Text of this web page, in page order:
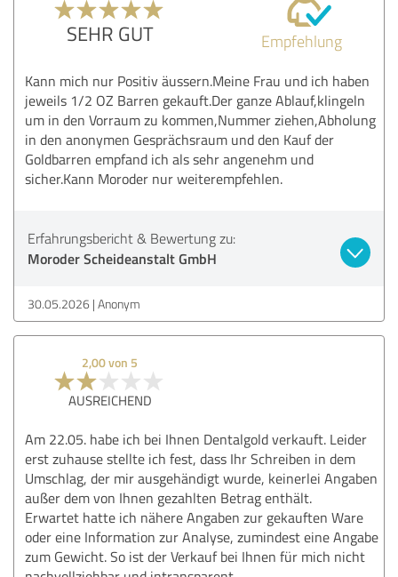
SEHR GUT Empfehlung
Kann mich nur Positiv äussern.Meine Frau und ich haben
jeweils 1/2 OZ Barren gekauft.Der ganze Ablauf,klingeln
um in den Vorraum zu kommen,Nummer ziehen,Abholung
in den anonymen Gesprächsraum und den Kauf der
Goldbarren empfand ich als sehr angenehm und
sicher.Kann Moroder nur weiterempfehlen.
Erfahrungsbericht & Bewertung zu:
Moroder Scheideanstalt GmbH
30.05.2026 Anonym
2,00 von 5
AUSREICHEND
Am 22.05. habe ich bei Ihnen Dentalgold verkauft. Leider
erst zuhause stellte ich fest, dass Ihr Schreiben in dem
Umschlag, der mir ausgehändigt wurde, keinerlei Angaben
außer dem von Ihnen gezahlten Betrag enthält.
Erwartet hatte ich nähere Angaben zur gekauften Ware
oder eine Information zur Analyse, zumindest eine Angabe
zum Gewicht. So ist der Verkauf bei Ihnen für mich nicht